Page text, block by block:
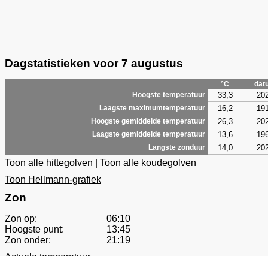
Dagstatistieken voor 7 augustus
°C
Hoogste temperatuur
33,3
Laagste maximumtemperatuur 16,2
Hoogste gemiddelde temperatuur 26,3
Laagste gemiddelde temperatuur 13,6
Langste zonduur 14,0
Toon alle hittegolven
Toon alle koudegolven
Toon Hellmann-grafiek
Zon
Zon op:
06:10
Hoogste punt:
13:45
Zon onder:
21:19